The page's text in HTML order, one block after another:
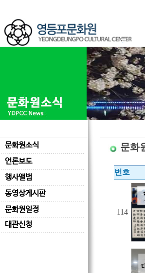
문화원소식
언론보도
행사앨범
동영상게시판
문화원일정
대관신청
문화
번호
114